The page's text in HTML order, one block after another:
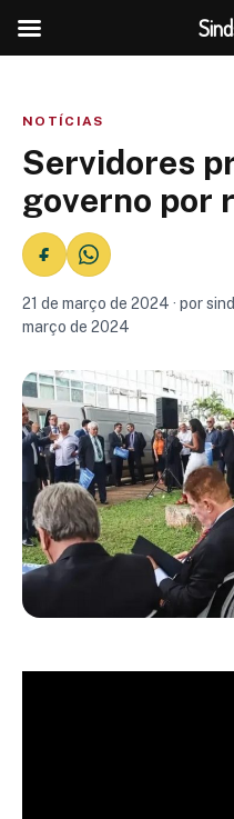
NOTÍCIAS
Servidores
governo por
21 de março de 2024 · por
março de 2024